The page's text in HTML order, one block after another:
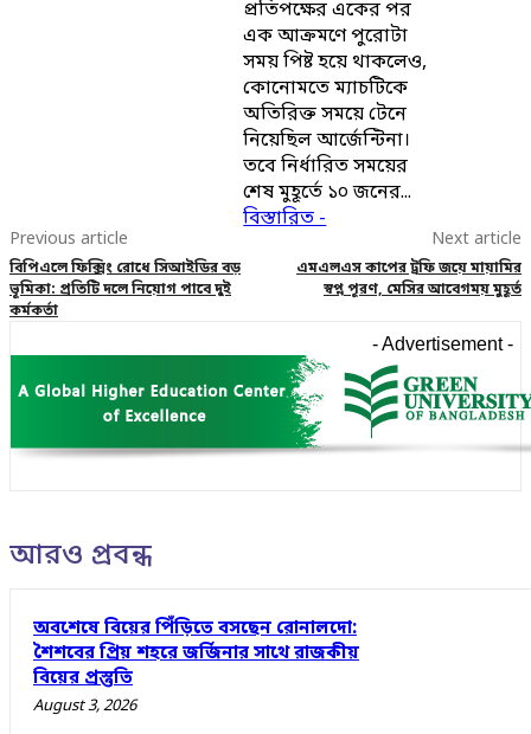
প্রতিপক্ষের একের পর
এক আক্রমণে পুরোটা
সময় পিষ্ট হয়ে থাকলেও,
কোনোমতে ম্যাচটিকে
অতিরিক্ত সময়ে টেনে
নিয়েছিল আর্জেন্টিনা।
তবে নির্ধারিত সময়ের
শেষ মুহূর্তে ১০ জনের...
বিস্তারিত -
Previous article
বিপিএলে ফিক্সিং রোধে সিআইডির বড়
ভূমিকা: প্রতিটি দলে নিয়োগ পাবে দুই
কর্মকর্তা
Next article
এমএলএস কাপের ট্রফি জয়ে মায়ামির
স্বপ্ন পূরণ, মেসির আবেগময় মুহূর্ত
- Advertisement -
আরও প্রবন্ধ
অবশেষে বিয়ের পিঁড়িতে বসছেন রোনালদো:
শৈশবের প্রিয় শহরে জর্জিনার সাথে রাজকীয়
বিয়ের প্রস্তুতি
August 3, 2026